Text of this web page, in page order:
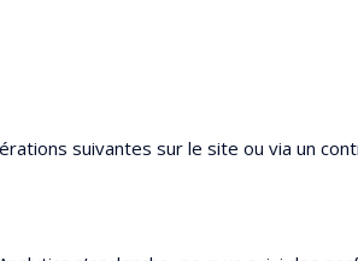
suivantes sur le site ou via un